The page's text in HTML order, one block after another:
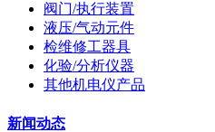
阀门/执行装置
液压/气动元件
检维修工器具
化验/分析仪器
其他机电仪产品
新闻动态